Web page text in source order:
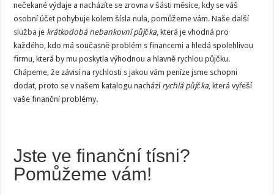
nečekané výdaje a nacházíte se zrovna v šásti měsíce, kdy se váš
osobní účet pohybuje kolem šísla nula, pomůžeme vám. Naše další
služba je krátkodobá nebankovní půjčka, která je vhodná pro
každého, kdo má současně problém s financemi a hledá spolehlivou
firmu, která by mu poskytla výhodnou a hlavně rychlou půjčku.
Chápeme, že závisí na rychlosti s jakou vám peníze jsme schopni
dodat, proto se v našem katalogu nachází rychlá půjčka, která vyřeší
vaše finanční problémy.
Jste ve finanční tísni?
Pomůžeme vám!